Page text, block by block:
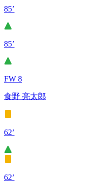
85’
85’
FW 8
食野 亮太郎
62’
62’